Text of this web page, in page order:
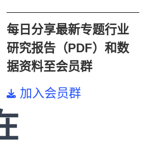
每日分享最新专题行业
研究报告（PDF）和数
据资料至会员群
加入会员群